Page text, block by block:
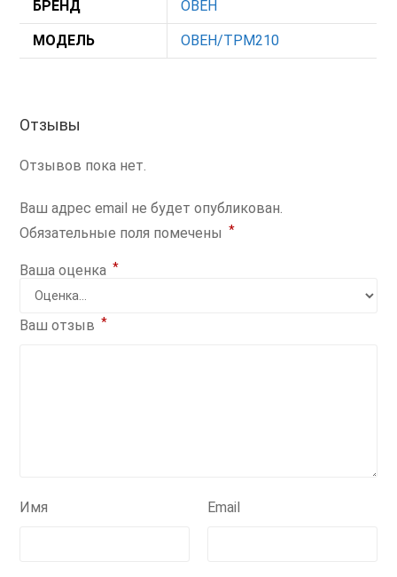
БРЕНД ОВЕН
МОДЕЛЬ ОВЕН/ТРМ210
Отзывы
Отзывов пока нет.
Ваш адрес email не будет опубликован.
Обязательные поля помечены *
Ваша оценка *
Ваш отзыв *
Имя Email